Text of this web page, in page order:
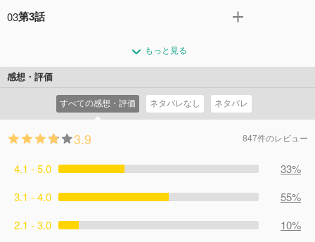
し、必死に頑張るドイツの日々が浮き彫りになる。
三人。寝ていたイタリアは突然起き上がると、あるものを
中国の猛攻に三人はあっさり捕まってしまい、イタリアは
泣きじゃくる。するとどこからともなく、鈴の音が響き始
めた。
コメント4件拍手20回
03第3話
エストニア・ラトビアの三人。彼らはロシアにおびえつつ
も、怒らせないよう色々と気を使う。しかし、素直すぎる
ラハラしっぱなしで……。
コメント2件拍手10回
もっと見る
感想・評価
すべての感想・評価 ネタバレなし ネタバレ
3.9 847件のレビュー
4.1 - 5.0
33%
3.1 - 4.0
55%
2.1 - 3.0
10%